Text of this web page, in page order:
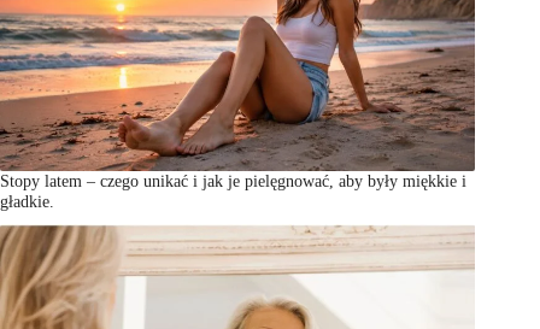
Stopy latem – czego unikać i jak je pielęgnować, aby były miękkie i
gładkie.